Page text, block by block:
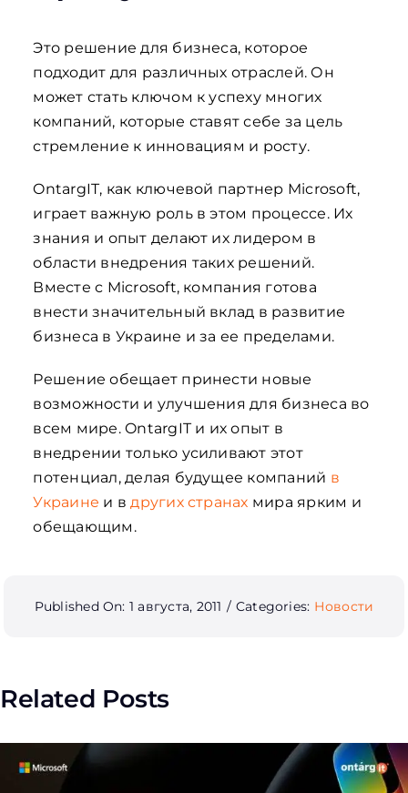
Это решение для бизнеса, которое
подходит для различных отраслей. Он
может стать ключом к успеху многих
компаний, которые ставят себе за цель
стремление к инновациям и росту.
OntargIT, как ключевой партнер Microsoft,
играет важную роль в этом процессе. Их
знания и опыт делают их лидером в
области внедрения таких решений.
Вместе с Microsoft, компания готова
внести значительный вклад в развитие
бизнеса в Украине и за ее пределами.
Решение обещает принести новые
возможности и улучшения для бизнеса во
всем мире. OntargIT и их опыт в
внедрении только усиливают этот
потенциал, делая будущее компаний в
Украине и вдругих странах мира ярким и
обещающим.
Published On: 1 августа, 2011 / Categories: Новости
Related Posts